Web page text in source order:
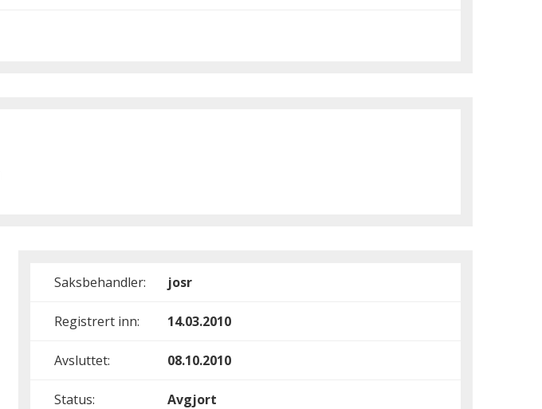
Saksbehandler: josr
Registrert inn: 14.03.2010
Avsluttet: 08.10.2010
Status: Avgjort